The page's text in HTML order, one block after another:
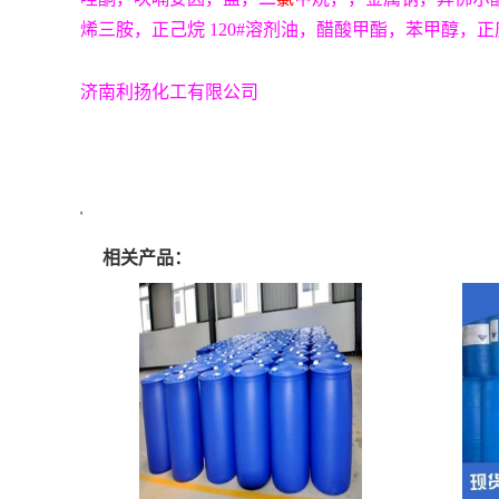
烯三胺，正己烷 120#溶剂油，醋酸甲酯，苯甲醇，正
济南利扬化工有限公司
'
相关产品：